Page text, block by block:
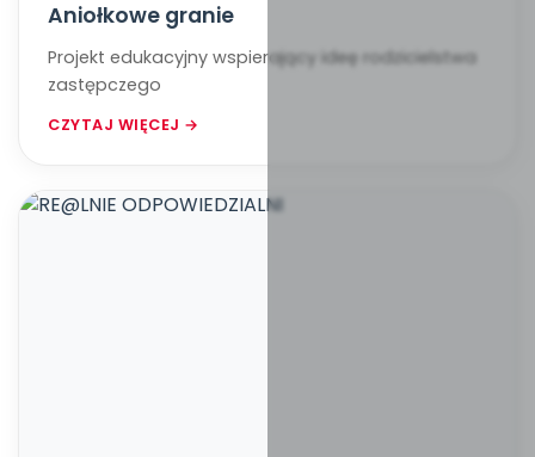
Aniołkowe granie
Projekt edukacyjny wspierający ideę rodzicielstwa
zastępczego
CZYTAJ WIĘCEJ →